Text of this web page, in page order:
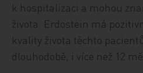
k hospitalizaci a mohou
života. Erdostein má
kvality života těchto
dlouhodobě, i více než 12